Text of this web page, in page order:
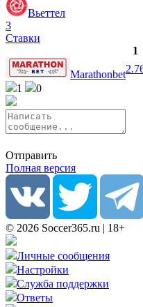
Вьеттел
3
Ставки
1
Marathonbet
1
0
Отправить
Полная версия
© 2026 Soccer365.ru | 18+
Личные сообщения
Настройки
Служба поддержки
Ответы